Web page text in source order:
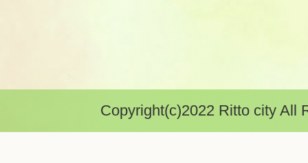
Copyright(c)2022 Ritto city All